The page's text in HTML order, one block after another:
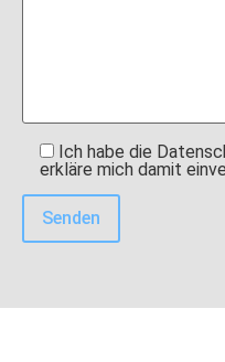
Ich habe die
erkläre mich damit